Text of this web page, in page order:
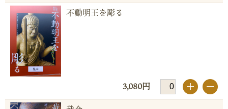
不動明王を彫る
3,080円 +